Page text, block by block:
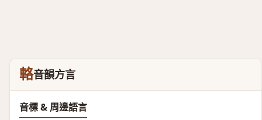
輅音韻方言
音標 & 周邊語言